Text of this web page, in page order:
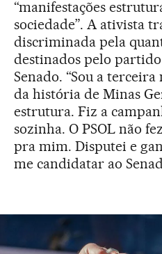
“manifestações
sociedade”. A ativista
discriminada pela
destinados pelo
Senado. “Sou a
da história de Minas
estrutura. Fiz a
sozinha. O PSOL não
pra mim. Disputei e
me candidatar ao